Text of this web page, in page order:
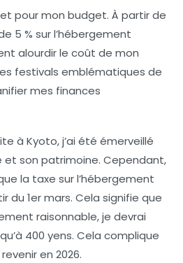
pour mon budget. À partir de
5 % sur l’hébergement
alourdir le coût de mon
festivals emblématiques de
mes finances
à Kyoto, j’ai été émerveillé
et son patrimoine. Cependant,
la taxe sur l’hébergement
du 1er mars. Cela signifie que
raisonnable, je devrai
400 yens. Cela complique
en 2026.